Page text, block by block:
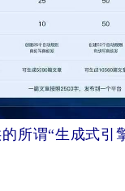
所谓“生成式引